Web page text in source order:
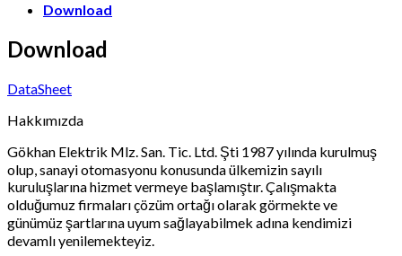
Download
Download
DataSheet
Hakkımızda
Gökhan Elektrik Mlz. San. Tic. Ltd. Şti 1987 yılında kurulmuş
olup, sanayi otomasyonu konusunda ülkemizin sayılı
kuruluşlarına hizmet vermeye başlamıştır. Çalışmakta
olduğumuz firmaları çözüm ortağı olarak görmekte ve
günümüz şartlarına uyum sağlayabilmek adına kendimizi
devamlı yenilemekteyiz.